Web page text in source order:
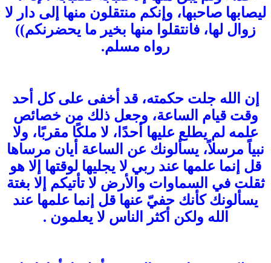
ليصابها صاحبها، وإنكم منتقلون منها إلى دار لا
زوال لها، فانتقلوا منها بخير ما يحضرنكم))
رواه مسلم.
إن الله جلت حكمته، قد أخفى على كل أحد
وقت قيام الساعة، وجعل ذلك من خصائص
علمه لم يطلع عليها أحدًا، لا ملكًا مقربًا، ولا
نبياً مرسلاً، يسألونك عن الساعة أيان مرساها
قل إنما علمها عند ربي لا يجليها لوقتها إلا هو
ثقلت في السماوات والأرض لا تأتيكم إلا بغتة
يسألونك كأنك حفيّ عنها قل إنما علمها عند
الله ولكن أكثر الناس لا يعلمون .